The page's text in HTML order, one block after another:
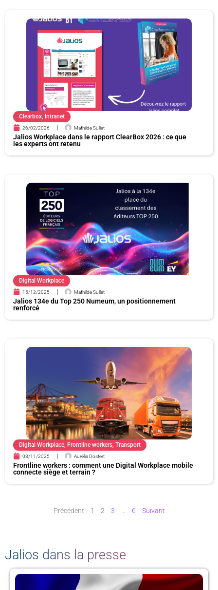
Clearbox, Intranet
26/02/2026 Mathilde Sullet
Jalios Workplace dans le rapport ClearBox 2026 : ce que
les experts ont retenu
Digital Workplace
15/12/2025 Mathilde Sullet
Jalios 134e du Top 250 Numeum, un positionnement
renforcé
Digital Workplace, Frontline workers, Transport
03/11/2025 Aurélia Dostert
Frontline workers : comment une Digital Workplace mobile
connecte siège et terrain ?
Précédent
e
1
e
2 3 6 Suivant
Jalios dans la presse
P
a
P
a
P
P
a